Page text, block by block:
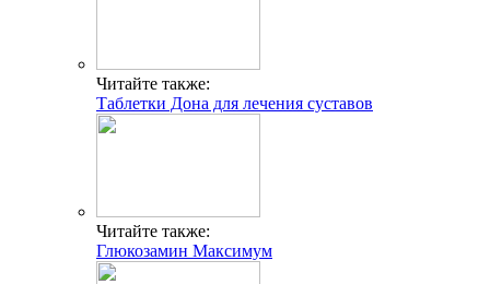
Читайте также:
Таблетки Дона для лечения суставов
Читайте также:
Глюкозамин Максимум